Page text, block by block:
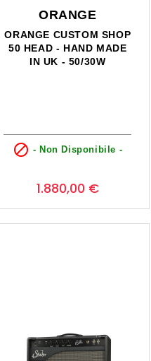
ORANGE
ORANGE CUSTOM SHOP
50 HEAD - HAND MADE
IN UK - 50/30W
 - Non Disponibile -
1.880,00 €